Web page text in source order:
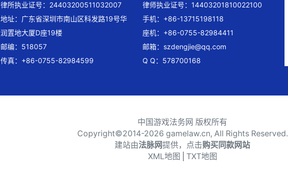
律所执业证号：24403200511032007
地址：广东省深圳市南山区科发路19号华
润置地大厦D座19楼
邮编：518057
传真：+86-0755-82984599
律师执业证号：14403201810022100
手机：+86-13715198118
座机：+86-0755-82984411
邮箱： szdengjie@qq.com
Q Q：578700168
中国游戏法务网 版权所有
Copyright©2014-2026 gamelaw.cn, All Rights Reserved.
建站由法脉网提供，点击购买同款网站
XML地图 TXT地图